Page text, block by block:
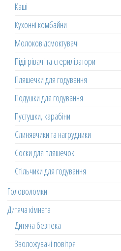
Каші
Кухонні комбайни
Молоковідсмоктувачі
Підігрівачі та стерилізатори
Пляшечки для годування
Подушки для годування
Пустушки, карабіни
Слинявчики та нагрудники
Соски для пляшечок
Стільчики для годування
Головоломки
Дитяча кімната
Дитяча безпека
Зволожувачі повітря